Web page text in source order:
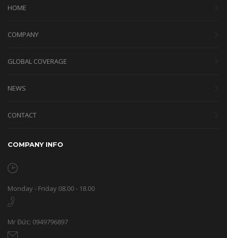
HOME
COMPANY
GLOBAL COVERAGE
NEWS
CONTACT
COMPANY INFO
Monday - Friday 08.00 - 18.00
Mr Đức: 0949796897